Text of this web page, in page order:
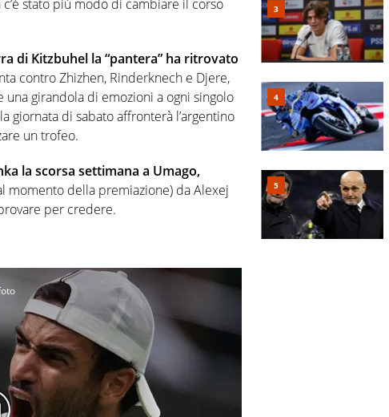
c’è stato più modo di cambiare il corso
di Kitzbuhel la “pantera” ha ritrovato
contro Zhizhen, Rinderknech e Djere,
girandola di emozioni a ogni singolo
giornata di sabato affronterà l’argentino
un trofeo.
la scorsa settimana a Umago,
momento della premiazione) da Alexej
per credere.